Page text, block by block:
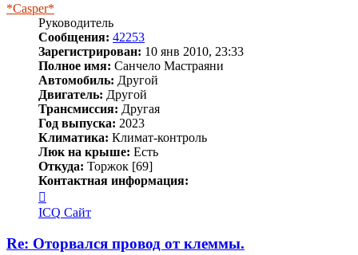
*Casper*
Руководитель
Сообщения: 42253
Зарегистрирован: 10 янв 2010, 23:33
Полное имя: Санчело Мастраяни
Автомобиль: Другой
Двигатель: Другой
Трансмиссия: Другая
Год выпуска: 2023
Климатика: Климат-контроль
Люк на крыше: Есть
Откуда: Торжок [69]
Контактная информация:
информация
пользователя
ICQ Сайт
Re: Оторвался провод от клеммы.